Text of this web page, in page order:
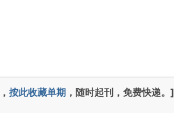
， 按此收藏单期 ，随时起刊，免费快递。]